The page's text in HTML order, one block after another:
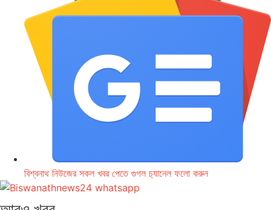
বিশ্বনাথ নিউজের সকল খবর পেতে গুগল চ‌্যানেল ফলো করুন